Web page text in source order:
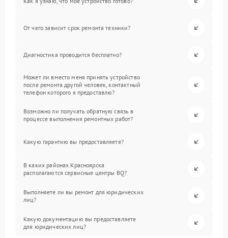
От чего зависит срок ремонта техники?
Диагностика проводится бесплатно?
Может ли вместо меня принять устройство
после ремонта другой человек, контактный
телефон которого я предоставлю?
Возможно ли получать обратную связь в
процессе выполнения ремонтных работ?
Какую гарантию вы предоставляете?
В каких районах Красноярска
располагаются сервисные центры BQ?
Выполняете ли вы ремонт для юридических
лиц?
Какую документацию вы предоставляете
для юридических лиц?